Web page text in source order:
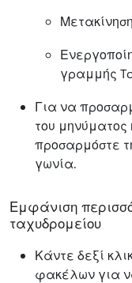
γραμμής
Για να
του μηνύματος
προσαρμόστε
γωνία.
Εμφάνιση
ταχυδρομείου
Κάντε δεξί
φακέλων για